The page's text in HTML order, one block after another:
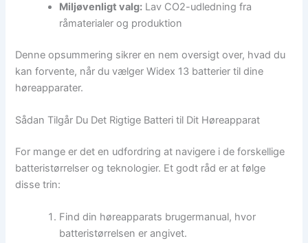
Miljøvenligt valg: Lav CO2-udledning fra
råmaterialer og produktion
Denne opsummering sikrer en nem oversigt over, hvad du
kan forvente, når du vælger Widex 13 batterier til dine
høreapparater.
Sådan Tilgår Du Det Rigtige Batteri til Dit Høreapparat
For mange er det en udfordring at navigere i de forskellige
batteristørrelser og teknologier. Et godt råd er at følge
disse trin:
Find din høreapparats brugermanual, hvor
batteristørrelsen er angivet.